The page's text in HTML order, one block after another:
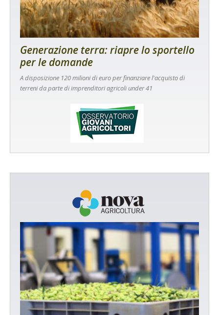
Generazione terra: riapre lo sportello
per le domande
A disposizione 120 milioni di euro per finanziare l'acquisto di
terreni da parte di imprenditori agricoli under 41